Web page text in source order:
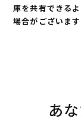
庫を共有できる
場合がございます
あ